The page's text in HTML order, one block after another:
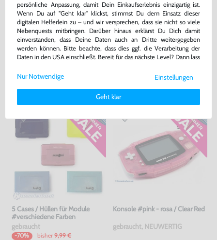
Wundertüte: 5 Original
GameBoy Advance Spiele
gebraucht
nur42,99 €
Warenkorb
Kopfhörer Adapter Klinke 3,5 GB
Advance / GBA SP
ohne OVP, NEU
bisher
3,50 €
Warenkorb
5 Cases / Hüllen für Module
#verschiedene Farben
gebraucht
-70% bisher 9,99 €
Konsole #pink - rosa / Clear Red
gebraucht, NEUWERTIG
persönliche Anpassung, damit Dein Einkaufserlebnis einzigartig ist.
Wenn Du auf "Geht klar" klickst, stimmst Du dem Einsatz dieser
digitalen Helferlein zu – und wir versprechen, dass sie nicht so viele
Nebenquests mitbringen. Darüber hinaus erklärst Du Dich damit
einverstanden, dass Deine Daten auch an Dritte weitergegeben
werden können. Bitte beachte, dass dies ggf. die Verarbeitung der
Daten in den USA einschließt. Bereit für das nächste Level? Dann lass
Weitere Informationen zu den von uns verwendeten Cookies und
Deinen Rechten als Nutzer findest Du in unsererDaten­schutz­
Impressum.
Einstellungen
Geht klar
Nur Notwendige